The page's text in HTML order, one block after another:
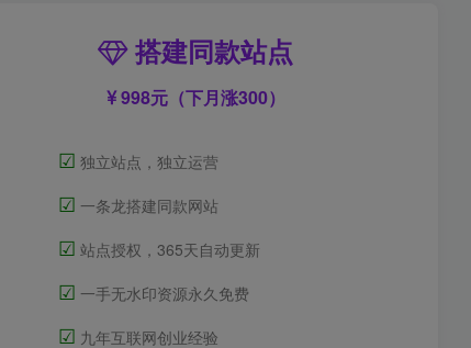
搭建同款站点
998元（下月涨300）
☑ 独立站点，独立运营
☑ 一条龙搭建同款网站
☑ 站点授权，365天自动更新
☑ 一手无水印资源永久免费
☑ 九年互联网创业经验